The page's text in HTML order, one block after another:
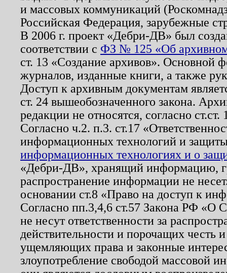
и массовых коммуникаций
Российская Федерация, зарубежные
В 2006 г. проект «Дебри-ДВ» был
соответствии с ФЗ № 125 «Об
ст. 13 «Создание архивов». Основной
журналов, изданные книги, а также
Доступ к архивным документам
ст. 24 вышеобозначенного закона.
редакции не относятся, согласно
Согласно ч.2. п.3. ст.17
информационных технологий и
информационных технологиях и о
«Дебри-ДВ», хранящий информацию,
распространение информации не
основании ст.8 «Право на доступ к
Согласно пп.3,4,6 ст.57 Закона РФ «О
не несут ответственности за
действительности и порочащих честь
ущемляющих права и законные
злоупотребление свободой массовой